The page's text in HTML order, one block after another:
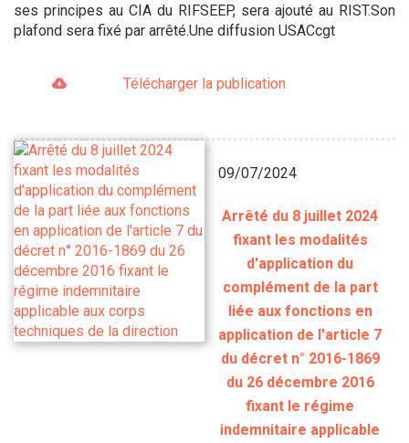
ses principes au CIA du RIFSEEP, sera ajouté au RIST.Son
plafond sera fixé par arrêté.Une diffusion USACcgt
Télécharger la publication
09/07/2024
Arrêté du 8 juillet 2024
fixant les modalités
d'application du
complément de la part
liée aux fonctions en
application de l'article 7
du décret n° 2016-1869
du 26 décembre 2016
fixant le régime
indemnitaire applicable